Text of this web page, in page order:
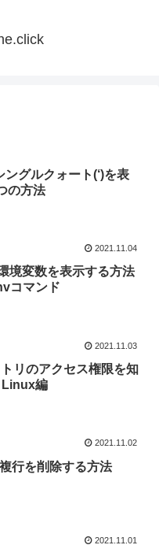
ングルクォート(‘)を表
の方法
2021.11.04
境変数を表示する方法
コマンド
2021.11.03
リのアクセス権限を知
Linux編
2021.11.02
行を削除する方法
2021.11.01